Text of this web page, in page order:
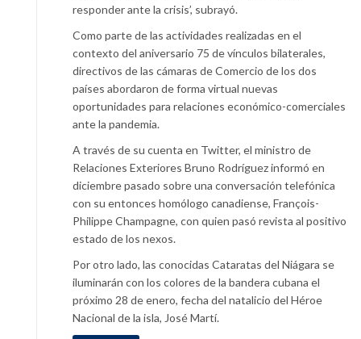
responder ante la crisis’, subrayó.
Como parte de las actividades realizadas en el
contexto del aniversario 75 de vínculos bilaterales,
directivos de las cámaras de Comercio de los dos
países abordaron de forma virtual nuevas
oportunidades para relaciones económico-comerciales
ante la pandemia.
A través de su cuenta en Twitter, el ministro de
Relaciones Exteriores Bruno Rodríguez informó en
diciembre pasado sobre una conversación telefónica
con su entonces homólogo canadiense, François-
Philippe Champagne, con quien pasó revista al positivo
estado de los nexos.
Por otro lado, las conocidas Cataratas del Niágara se
iluminarán con los colores de la bandera cubana el
próximo 28 de enero, fecha del natalicio del Héroe
Nacional de la isla, José Martí.